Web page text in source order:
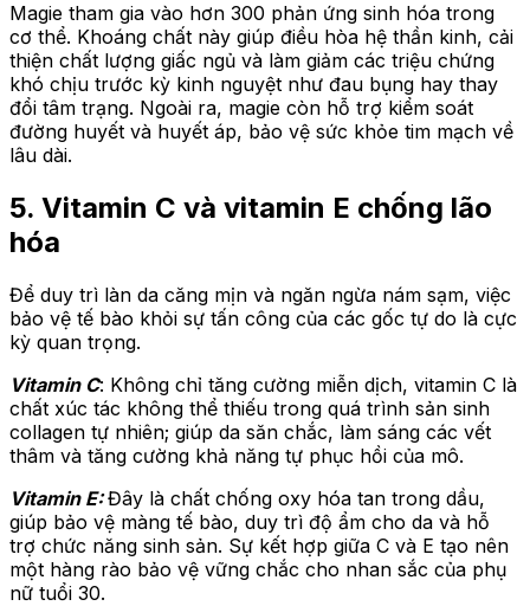
Magie tham gia vào hơn 300 phản ứng sinh hóa trong
cơ thể. Khoáng chất này giúp điều hòa hệ thần kinh, cải
thiện chất lượng giấc ngủ và làm giảm các triệu chứng
khó chịu trước kỳ kinh nguyệt như đau bụng hay thay
đổi tâm trạng. Ngoài ra, magie còn hỗ trợ kiểm soát
đường huyết và huyết áp, bảo vệ sức khỏe tim mạch về
lâu dài.
5. Vitamin C và vitamin E chống lão
hóa
Để duy trì làn da căng mịn và ngăn ngừa nám sạm, việc
bảo vệ tế bào khỏi sự tấn công của các gốc tự do là cực
kỳ quan trọng.
Vitamin C: Không chỉ tăng cường miễn dịch, vitamin C là
chất xúc tác không thể thiếu trong quá trình sản sinh
collagen tự nhiên; giúp da săn chắc, làm sáng các vết
thâm và tăng cường khả năng tự phục hồi của mô.
Vitamin E:Đây là chất chống oxy hóa tan trong dầu,
giúp bảo vệ màng tế bào, duy trì độ ẩm cho da và hỗ
trợ chức năng sinh sản. Sự kết hợp giữa C và E tạo nên
một hàng rào bảo vệ vững chắc cho nhan sắc của phụ
nữ tuổi 30.